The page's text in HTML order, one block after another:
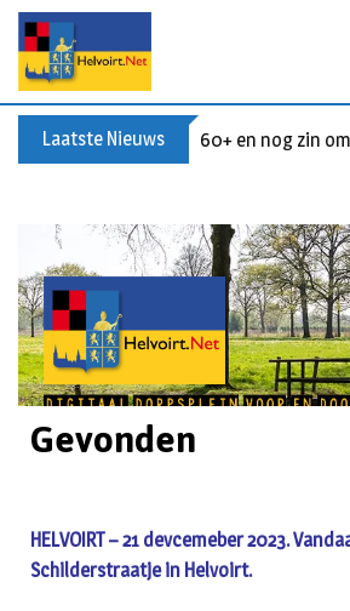
Laatste Nieuws 60+ en nog zin
Gevonden
HELVOIRT – 21 devcemeber 2023.
Schilderstraatje in Helvoirt.